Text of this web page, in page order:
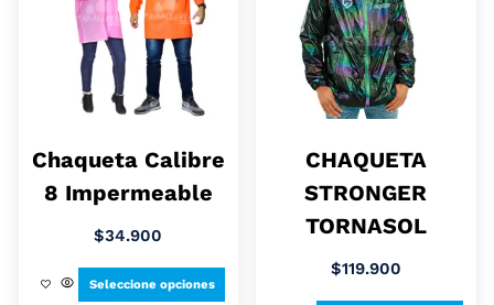
Chaqueta Calibre
8 Impermeable
$34.900
Seleccione opciones
CHAQUETA
STRONGER
TORNASOL
$119.900